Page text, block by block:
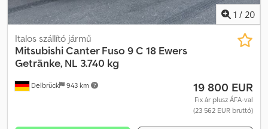
1 / 20
Delbrück 943 km
Italos szállító jármű
MitsubishiCanter Fuso 9 C 18 Ewers
Getränke, NL 3.740 kg
19 800 EUR
Fix ár plusz ÁFA-val
(23 562 EUR bruttó)